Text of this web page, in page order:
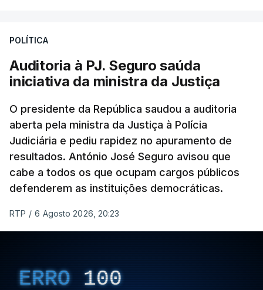
apreendido numa operação de droga.
POLÍTICA
Auditoria à PJ. Seguro saúda
iniciativa da ministra da Justiça
O presidente da República saudou a auditoria
aberta pela ministra da Justiça à Polícia
Judiciária e pediu rapidez no apuramento de
resultados. António José Seguro avisou que
cabe a todos os que ocupam cargos públicos
defenderem as instituições democráticas.
RTP / 6 Agosto 2026, 20:23
ERRO 100